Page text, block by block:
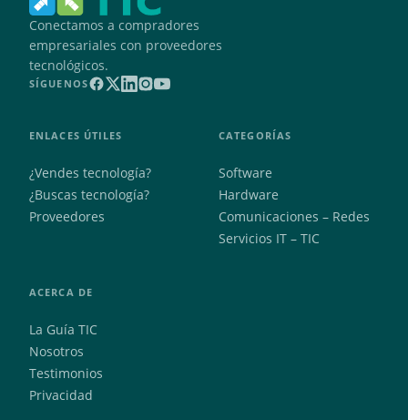
Conectamos a compradores
empresariales con proveedores
tecnológicos.
SÍGUENOS
ENLACES ÚTILES
¿Vendes tecnología?
¿Buscas tecnología?
Proveedores
CATEGORÍAS
Software
Hardware
Comunicaciones – Redes
Servicios IT – TIC
ACERCA DE
La Guía TIC
Nosotros
Testimonios
Privacidad